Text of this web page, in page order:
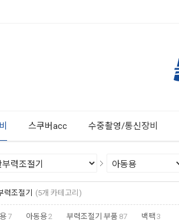
스쿠버acc 수중촬영/통신장비
력조절기 (5개 카테고리)
7 아동용2 부력조절기 부품 87 백팩 3